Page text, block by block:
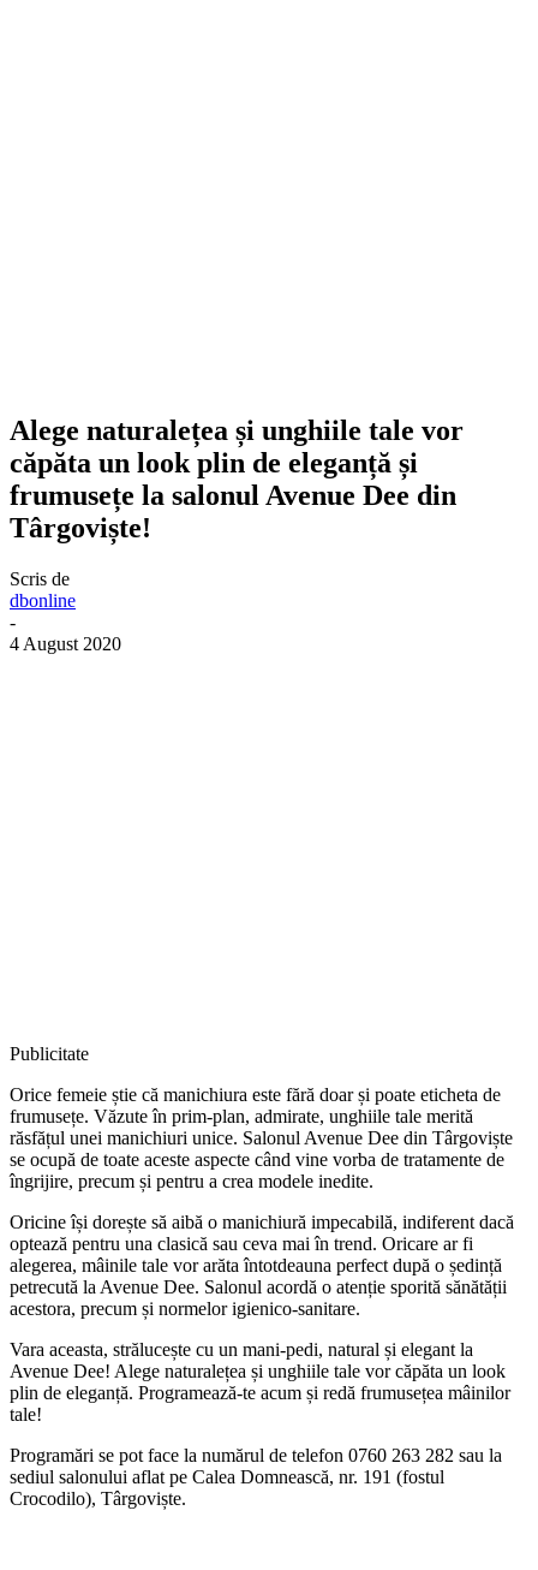
Alege naturalețea și unghiile tale vor
căpăta un look plin de eleganță și
frumusețe la salonul Avenue Dee din
Târgoviște!
Scris de
dbonline
-
4 August 2020
Publicitate
Orice femeie știe că manichiura este fără doar și poate eticheta de
frumusețe. Văzute în prim-plan, admirate, unghiile tale merită
răsfățul unei manichiuri unice. Salonul Avenue Dee din Târgoviște
se ocupă de toate aceste aspecte când vine vorba de tratamente de
îngrijire, precum și pentru a crea modele inedite.
Oricine își dorește să aibă o manichiură impecabilă, indiferent dacă
optează pentru una clasică sau ceva mai în trend. Oricare ar fi
alegerea, mâinile tale vor arăta întotdeauna perfect după o ședință
petrecută la Avenue Dee. Salonul acordă o atenție sporită sănătății
acestora, precum și normelor igienico-sanitare.
Vara aceasta, strălucește cu un mani-pedi, natural și elegant la
Avenue Dee! Alege naturalețea și unghiile tale vor căpăta un look
plin de eleganță. Programează-te acum și redă frumusețea mâinilor
tale!
Programări se pot face la numărul de telefon 0760 263 282 sau la
sediul salonului aflat pe Calea Domnească, nr. 191 (fostul
Crocodilo), Târgoviște.